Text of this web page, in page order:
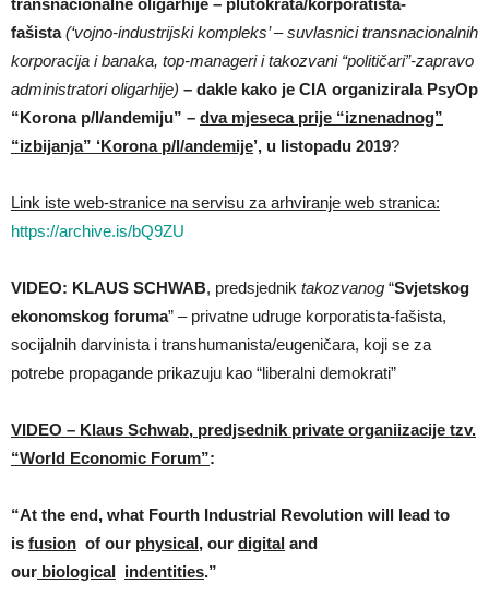
transnacionalne oligarhije – plutokrata/korporatista-
fašista(‘vojno-industrijski kompleks’ – suvlasnici transnacionalnih
korporacija i banaka, top-manageri i takozvani “političari”-zapravo
administratori oligarhije) – dakle kako je CIA organizirala PsyOp
“Korona p/l/andemiju” – dva mjeseca prije “iznenadnog”
“izbijanja” ‘Korona p/l/andemije’, u listopadu 2019?
Link iste web-stranice na servisu za arhviranje web stranica:
https://archive.is/bQ9ZU
VIDEO: KLAUS SCHWAB, predsjednik takozvanog “Svjetskog
ekonomskog foruma” – privatne udruge korporatista-fašista,
socijalnih darvinista i transhumanista/eugeničara, koji se za
potrebe propagande prikazuju kao “liberalni demokrati”
VIDEO – Klaus Schwab, predjsednik private organiizacije tzv.
“World Economic Forum”:
“At the end, what Fourth Industrial Revolution will lead to
is fusion of our physical, our digital and
our biological indentities.”